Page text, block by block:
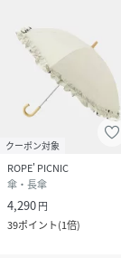
クーポン対象
ROPE' PICNIC
傘・長傘
4,290円
39ポイント(1倍)